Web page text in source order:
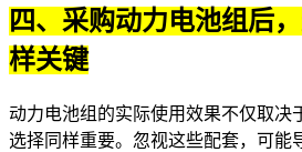
四、采购动力电池组后
样关键
动力电池组的实际使用效果不仅取决
选择同样重要。忽视这些配套，可能